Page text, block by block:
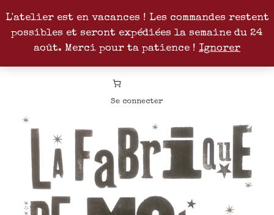
L'atelier est en vacances ! Les commandes restent
possibles et seront expédiées la semaine du 24
août. Merci pour ta patience ! Ignorer
InstagramPinterest Patreon
Se connecter